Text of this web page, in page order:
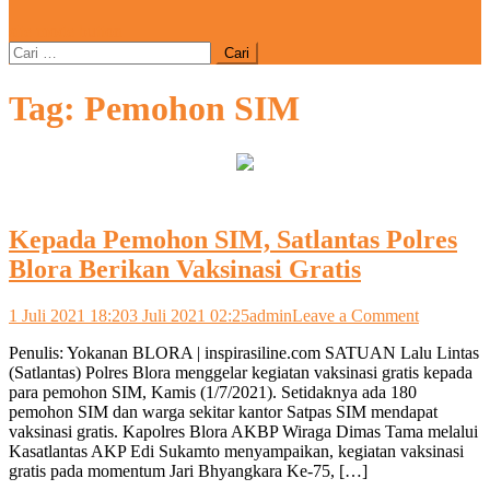
Cari
untuk:
Tag: Pemohon SIM
Kepada Pemohon SIM, Satlantas Polres
Blora Berikan Vaksinasi Gratis
1 Juli 2021 18:203 Juli 2021 02:25adminLeave a Commenton
Pemohon
SIM,
Polres
Blora
Berikan
Penulis: Yokanan BLORA | inspirasiline.com SATUAN Lalu Lintas
(Satlantas) Polres Blora menggelar kegiatan vaksinasi gratis kepada
para pemohon SIM, Kamis (1/7/2021). Setidaknya ada 180
pemohon SIM dan warga sekitar kantor Satpas SIM mendapat
vaksinasi gratis. Kapolres Blora AKBP Wiraga Dimas Tama melalui
Kasatlantas AKP Edi Sukamto menyampaikan, kegiatan vaksinasi
gratis pada momentum Jari Bhyangkara Ke-75, […]